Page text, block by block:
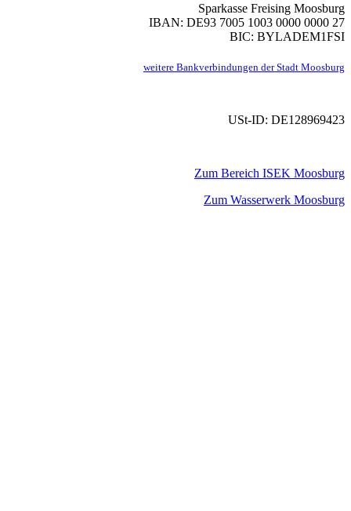
Sparkasse Freising Moosburg
IBAN: DE93 7005 1003 0000 0000 27
BIC: BYLADEM1FSI
weitere Bankverbindungen der Stadt Moosburg
USt-ID: DE128969423
Zum Bereich ISEK Moosburg
Zum Wasserwerk Moosburg